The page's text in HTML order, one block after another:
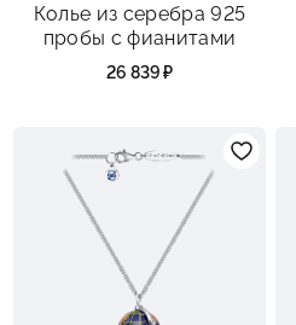
Колье из серебра 925
пробы с фианитами
26 839 ₽